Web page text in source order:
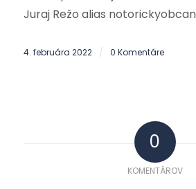
Juraj Režo alias notorickyobcan
4. februára 2022 / 0 Komentáre
0
KOMENTÁROV